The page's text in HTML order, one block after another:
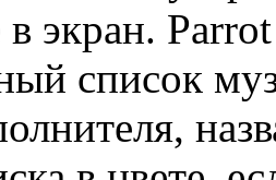
в экран.
список